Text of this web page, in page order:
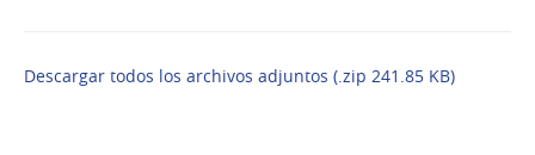
Descargar todos los archivos adjuntos (.zip 241.85 KB)